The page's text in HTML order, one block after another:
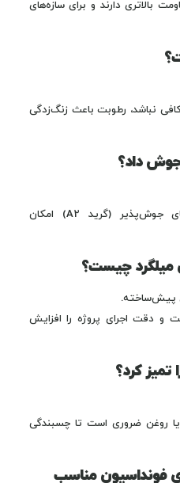
بالاتری دارند و برای سازه‌های
نباشد، رطوبت باعث زنگ‌زدگی
فقط میلگردهای جوش‌پذیر (گرید A2) امکان
و دقت اجرای پروژه را افزایش
روغن ضروری است تا چسبندگی
فونداسیون مناسب